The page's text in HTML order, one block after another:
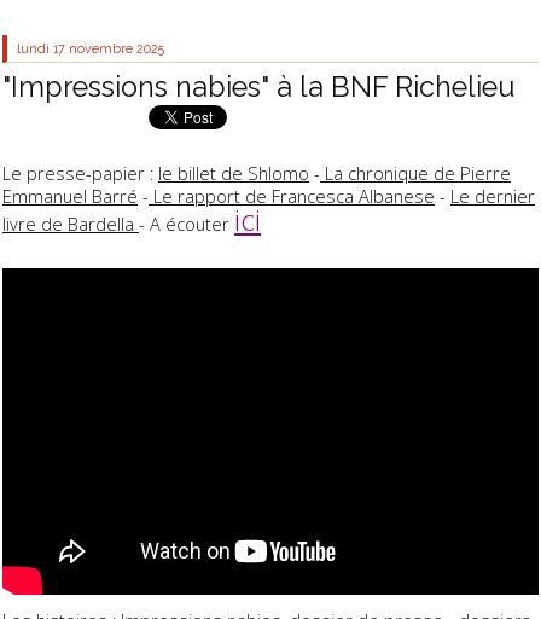
lundi 17 novembre 2025
"Impressions nabies" à la BNF Richelieu
Le presse-papier : le billet de Shlomo - La chronique de Pierre
Emmanuel Barré - Le rapport de Francesca Albanese - Le dernier
livre de Bardella - A écouter ici